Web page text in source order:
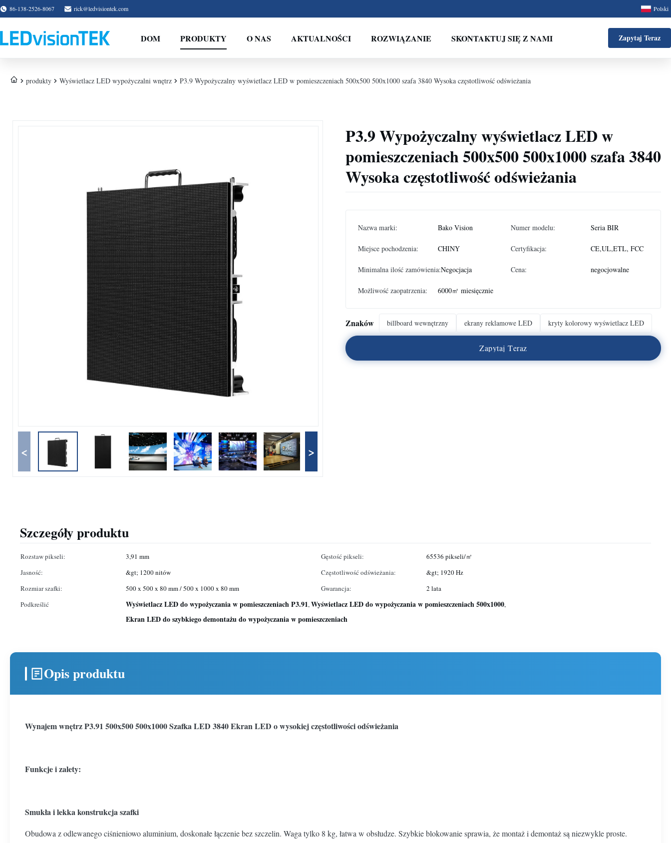
86-138-2526-8067 rick@ledvisiontek.com Polski
DOM PRODUKTY O NAS AKTUALNOŚCI ROZWIĄZANIE SKONTAKTUJ SIĘ Z NAMI Zapytaj Teraz
produkty Wyświetlacz LED wypożyczalni wnętrz P3.9 Wypożyczalny wyświetlacz LED w pomieszczeniach 500x500 500x1000 szafa 3840 Wysoka częstotliwość odświeżania
< >
P3.9 Wypożyczalny wyświetlacz LED w
pomieszczeniach 500x500 500x1000 szafa 3840
Wysoka częstotliwość odświeżania
Nazwa marki: Bako Vision Numer modelu: Seria BIR
Miejsce pochodzenia: CHINY Certyfikacja: CE,UL,ETL, FCC
Minimalna ilość zamówienia:Negocjacja Cena: negocjowalne
Możliwość zaopatrzenia: 6000㎡ miesięcznie
Znaków billboard wewnętrzny ekrany reklamowe LED kryty kolorowy wyświetlacz LED
Zapytaj Teraz
Szczegóły produktu
Rozstaw pikseli: 3,91 mm Gęstość pikseli:
65536 pikseli/㎡
Jasność:
&gt; 1200 nitów Częstotliwość odświeżania:
&gt; 1920 Hz
Rozmiar szafki:
500 x 500 x 80 mm / 500 x 1000 x 80 mm Gwarancja:
2 lata
Podkreślić
Wyświetlacz LED do wypożyczania w pomieszczeniach P3.91,Wyświetlacz LED do wypożyczania w pomieszczeniach 500x1000,
Ekran LED do szybkiego demontażu do wypożyczania w pomieszczeniach
Opis produktu
Wynajem wnętrz P3.91 500x500 500x1000 Szafka LED 3840 Ekran LED o wysokiej częstotliwości odświeżania
Funkcje i zalety:
Smukła i lekka konstrukcja szafki
Obudowa z odlewanego ciśnieniowo aluminium, doskonałe łączenie bez szczelin. Waga tylko 8 kg, łatwa w obsłudze. Szybkie blokowanie sprawia, że ​​montaż i demontaż są niezwykle proste.